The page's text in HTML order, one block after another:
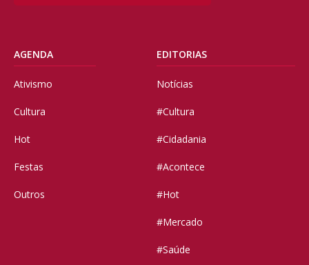
AGENDA
Ativismo
Cultura
Hot
Festas
Outros
EDITORIAS
Notícias
#Cultura
#Cidadania
#Acontece
#Hot
#Mercado
#Saúde